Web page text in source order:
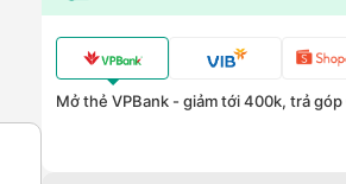
Mở thẻ VPBank - giảm tới 400k, trả